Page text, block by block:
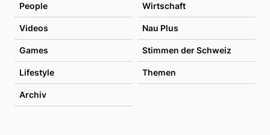
People Wirtschaft
Videos Nau Plus
Games Stimmen der Schweiz
Lifestyle Themen
Archiv